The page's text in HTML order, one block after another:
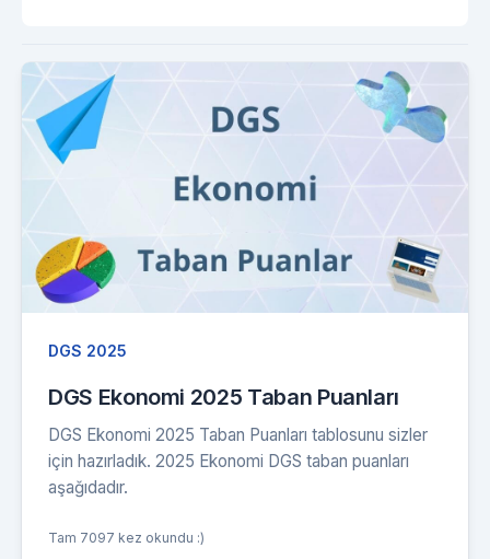
DGS 2025
DGS Ekonomi 2025 Taban Puanları
DGS Ekonomi 2025 Taban Puanları tablosunu sizler
için hazırladık. 2025 Ekonomi DGS taban puanları
aşağıdadır.
Tam 7097 kez okundu :)